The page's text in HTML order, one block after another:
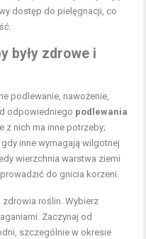
dostęp do pielęgnacji, co
były zdrowe i
podlewanie, nawożenie,
odpowiedniego podlewania
z nich ma inne potrzeby;
inne wymagają wilgotnej
wierzchnia warstwa ziemi
do gnicia korzeni.
roślin. Wybierz
Zaczynaj od
szczególnie w okresie